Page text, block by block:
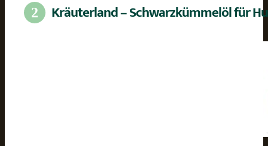
2 Kräuterland – Schwarzkümmelöl für